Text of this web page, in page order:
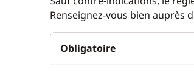
Renseignez-vous bien auprès
Obligatoire